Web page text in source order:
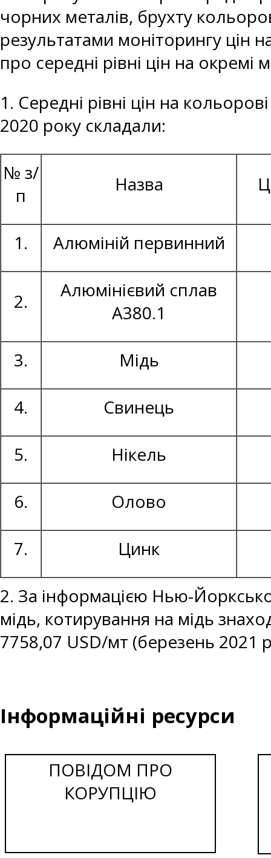
чорних металів, брухту
результатами моніторингу цін
про середні рівні цін на окремі
1. Середні рівні цін на
2020 року складали:
№ з/
п
Назва
1. Алюміній первинний
2.
Алюмінієвий сплав
А380.1
3. Мідь
4. Свинець
5. Нікель
6. Олово
7. Цинк
2. За інформацією Нью-
мідь, котирування на мідь
7758,07 USD/мт (березень 2021
Інформаційні ресурси
ПОВІДОМ ПРО
КОРУПЦІЮ